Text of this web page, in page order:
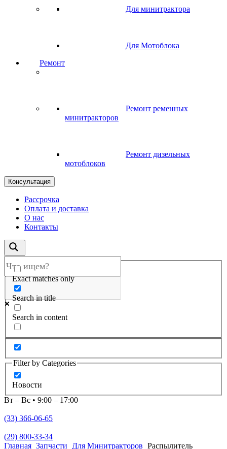
Для минитрактора
Для Мотоблока
Ремонт
Ремонт ременных
минитракторов
Ремонт дизельных
мотоблоков
Консультация
Рассрочка
Оплата и доставка
О нас
Контакты
Exact matches only
Search in title
Search in content
Filter by Categories
Новости
Вт – Вс • 9:00 – 17:00
(33) 366-06-65
(29) 800-33-34
Главная Запчасти Для Минитракторов Распылитель